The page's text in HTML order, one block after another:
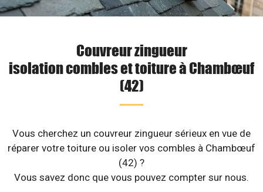
Couvreur zingueur
isolation combles et toiture à Chambœuf
(42)
Vous cherchez un couvreur zingueur sérieux en vue de
réparer votre toiture ou isoler vos combles à Chambœuf
(42) ?
Vous savez donc que vous pouvez compter sur nous.